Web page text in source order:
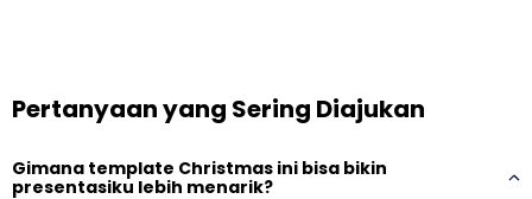
Pertanyaan yang Sering Diajukan
Gimana template Christmas ini bisa bikin
presentasiku lebih menarik?